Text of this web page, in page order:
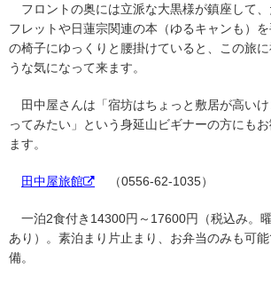
フロントの奥には立派な大黒様が鎮座して
フレットや日蓮宗関連の本（ゆるキャンも）
の椅子にゆっくりと腰掛けていると、この旅
うな気になって来ます。
田中屋さんは「宿坊はちょっと敷居が高いけ
ってみたい」という身延山ビギナーの方にも
ます。
田中屋旅館 （0556-62-1035）
一泊2食付き14300円～17600円（税込み。
あり）。素泊まり片止まり、お弁当のみも可
備。